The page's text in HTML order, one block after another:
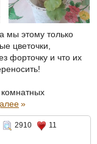
мы этому только
цветочки,
форточку и что их
комнатных
»
2910
11